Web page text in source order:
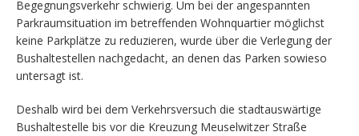
Begegnungsverkehr schwierig. Um bei der angespannten
Parkraumsituation im betreffenden Wohnquartier möglichst
keine Parkplätze zu reduzieren, wurde über die Verlegung der
Bushaltestellen nachgedacht, an denen das Parken sowieso
untersagt ist.
Deshalb wird bei dem Verkehrsversuch die stadtauswärtige
Bushaltestelle bis vor die Kreuzung Meuselwitzer Straße